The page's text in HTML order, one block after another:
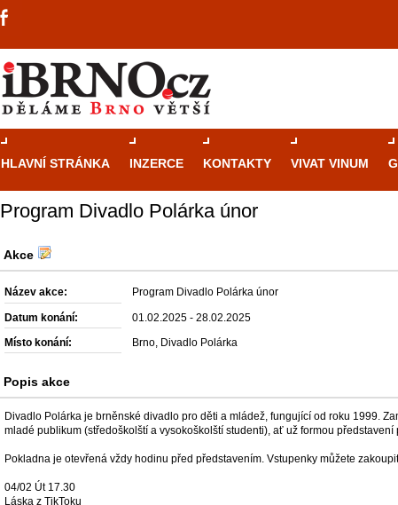
HLAVNÍ STRÁNKA INZERCE KONTAKTY VIVAT VINUM
Program Divadlo Polárka únor
Akce
Název akce: Program Divadlo Polárka únor
Datum konání: 01.02.2025 - 28.02.2025
Místo konání: Brno, Divadlo Polárka
Popis akce
Divadlo Polárka je brněnské divadlo pro děti a mládež, fungující od roku 1999.
mladé publikum (středoškolští a vysokoškolští studenti), ať už formou představení
Pokladna je otevřená vždy hodinu před představením. Vstupenky můžete
04/02 Út 17.30
Láska z TikToku
Brno je městem známým
místem, kde si můžete
různé kasinové hry. V
návštěvníky, tak pro příležitostné hráče. V...